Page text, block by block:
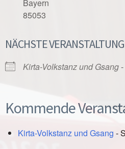
Bayern
85053
NÄCHSTE VERANSTALTUNG
Kirta-Volkstanz und Gsang
Kommende
Kirta-Volkstanz und Gsang -